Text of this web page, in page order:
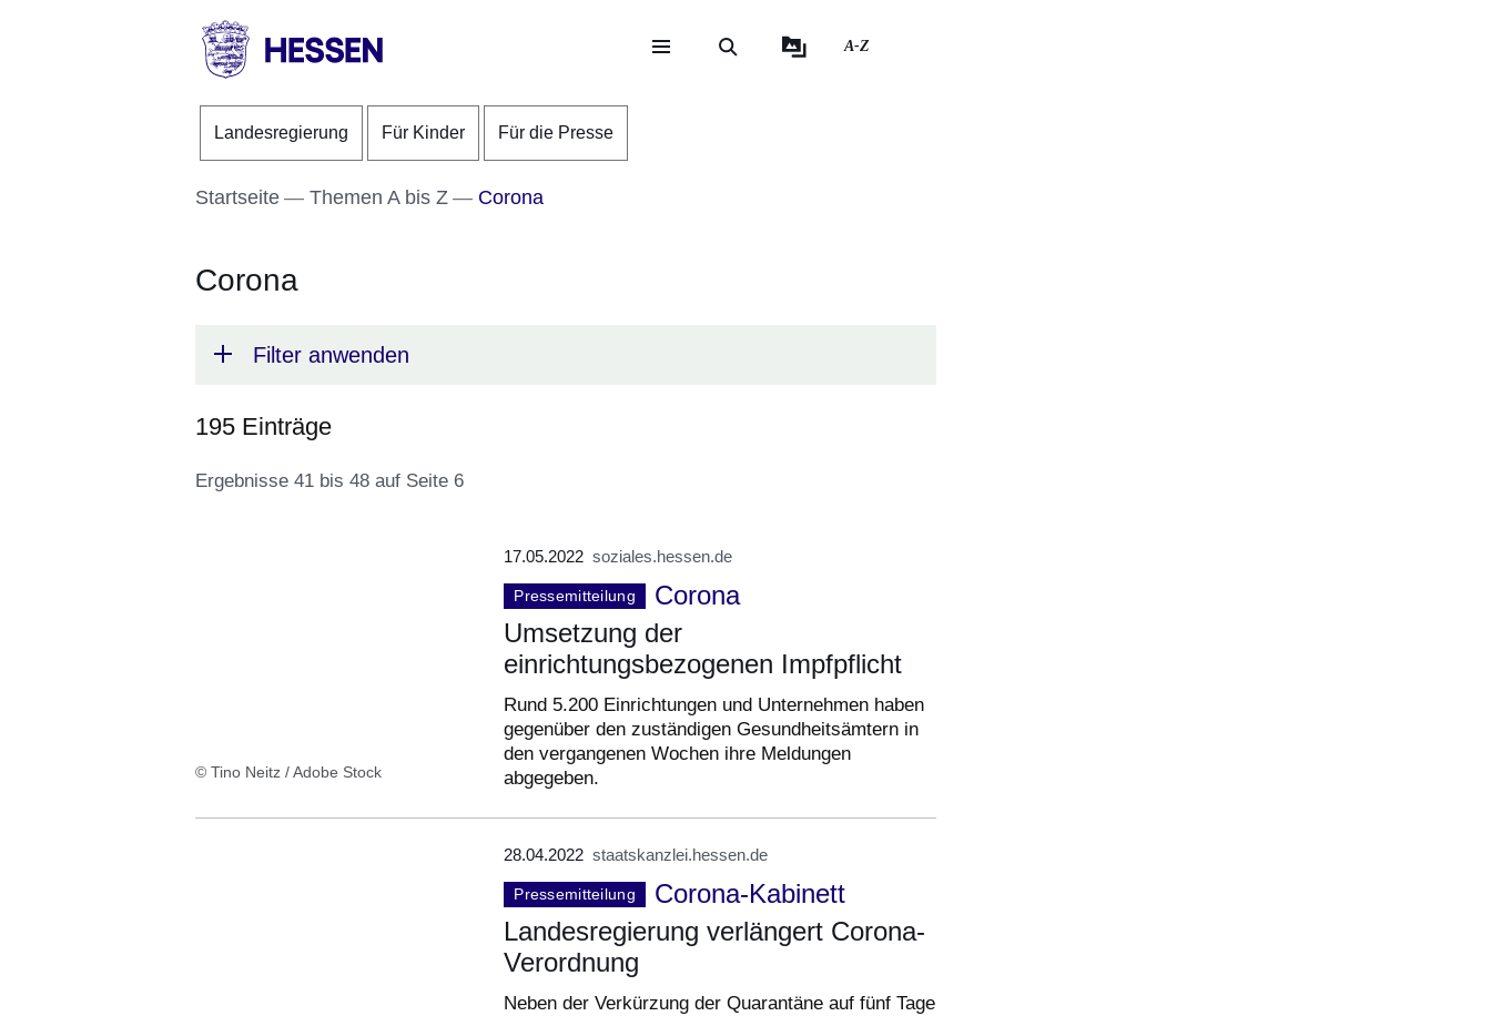
Direkt zum Kopf der Seite
Direkt zum Inhalt
Direkt zum Fuß der Seite
Landesregierung
A-Z
Landesregierung Für Kinder Für die Presse
Startseite Themen A bis Z Corona
Corona
Filter anwenden
195 Einträge
Ergebnisse 41 bis 48 auf Seite 6
Seite
© Tino Neitz / Adobe Stock
17.05.2022 soziales.hessen.de
Pressemitteilung
Corona
Umsetzung der
einrichtungsbezogenen Impfpflicht
Rund 5.200 Einrichtungen und Unternehmen haben
gegenüber den zuständigen Gesundheitsämtern in
den vergangenen Wochen ihre Meldungen
abgegeben.
28.04.2022 staatskanzlei.hessen.de
Pressemitteilung
Corona-Kabinett
Landesregierung verlängert Corona-
Verordnung
Neben der Verkürzung der Quarantäne auf fünf Tage